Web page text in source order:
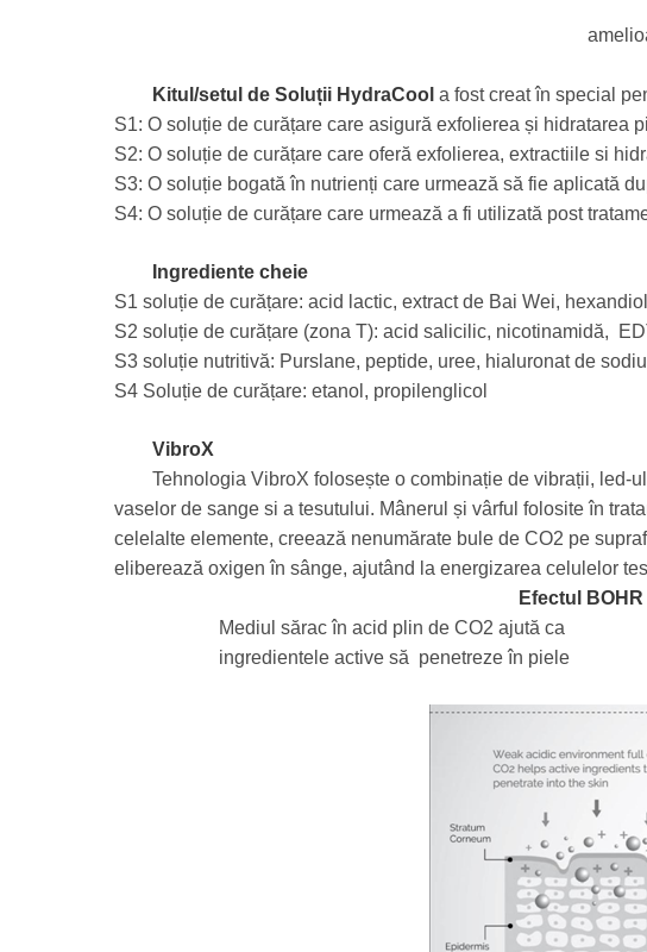
Kitul/setul de Soluții HydraCool a fost creat în special
S1: O soluție de curățare care asigură exfolierea și hidratarea
S2: O soluție de curățare care oferă exfolierea, extractiile si
S3: O soluție bogată în nutrienți care urmează să fie aplicată
S4: O soluție de curățare care urmează a fi utilizată post
Ingrediente cheie
S1 soluție de curățare: acid lactic, extract de Bai Wei, hexandiol
S2 soluție de curățare (zona T): acid salicilic, nicotinamidă,
S3 soluție nutritivă: Purslane, peptide, uree, hialuronat de
S4 Soluție de curățare: etanol, propilenglicol
VibroX
Tehnologia VibroX folosește o combinație de vibrații,
vaselor de sange si a tesutului. Mânerul și vârful folosite în
celelalte elemente, creează nenumărate bule de CO2 pe
eliberează oxigen în sânge, ajutând la energizarea celulelor
Efectul BOHR
Mediul sărac în acid plin de CO2 ajută ca
ingredientele active să penetreze în